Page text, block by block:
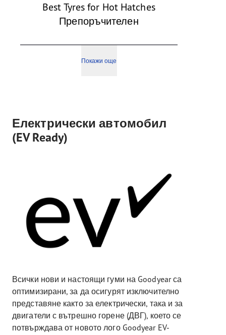
Best Tyres for Hot Hatches
Препоръчителен
Покажи още
Електрически автомобил
(EV Ready)
Всички нови и настоящи гуми на Goodyear са
оптимизирани, за да осигурят изключително
представяне както за електрически, така и за
двигатели с вътрешно горене (ДВГ), което се
потвърждава от новото лого Goodyear EV-